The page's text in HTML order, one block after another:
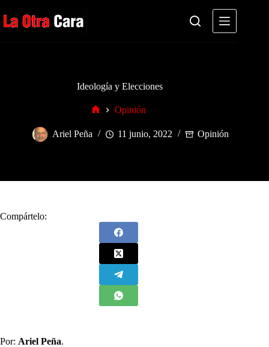
al
contenido
Ideología y Elecciones
Opinión
Ariel Peña 11 junio, 2022 Opinión
Compártelo:
Por: Ariel Peña.